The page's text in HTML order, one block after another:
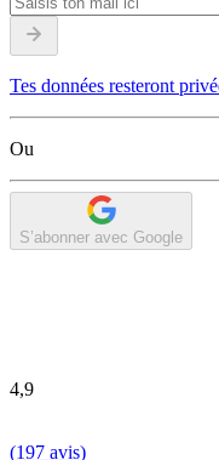
Tes données resteront
Ou
S’abonner avec Google
4,9
(197 avis)